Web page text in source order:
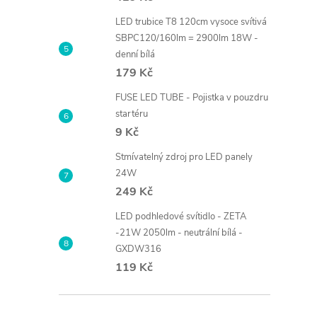
LED trubice T8 120cm vysoce svítivá
SBPC120/160lm = 2900lm 18W -
denní bílá
179 Kč
FUSE LED TUBE - Pojistka v pouzdru
startéru
9 Kč
Stmívatelný zdroj pro LED panely
24W
249 Kč
LED podhledové svítidlo - ZETA
-21W 2050lm - neutrální bílá -
GXDW316
119 Kč